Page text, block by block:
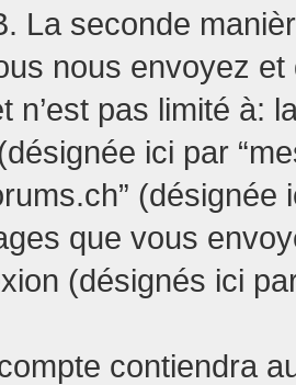
La seconde
nous envoyez
n’est pas limité à:
ici par
(désignée
que vous
(désignés ici
contiendra